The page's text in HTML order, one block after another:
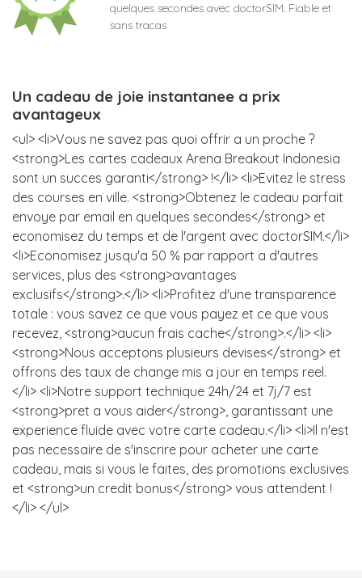
quelques secondes avec doctorSIM. Fiable et
sans tracas
Un cadeau de joie instantanee a prix
avantageux
<ul> <li>Vous ne savez pas quoi offrir a un proche ?
<strong>Les cartes cadeaux Arena Breakout Indonesia
sont un succes garanti</strong> !</li> <li>Evitez le stress
des courses en ville. <strong>Obtenez le cadeau parfait
envoye par email en quelques secondes</strong> et
economisez du temps et de l'argent avec doctorSIM.</li>
<li>Economisez jusqu'a 50 % par rapport a d'autres
services, plus des <strong>avantages
exclusifs</strong>.</li> <li>Profitez d'une transparence
totale : vous savez ce que vous payez et ce que vous
recevez, <strong>aucun frais cache</strong>.</li> <li>
<strong>Nous acceptons plusieurs devises</strong> et
offrons des taux de change mis a jour en temps reel.
</li> <li>Notre support technique 24h/24 et 7j/7 est
<strong>pret a vous aider</strong>, garantissant une
experience fluide avec votre carte cadeau.</li> <li>Il n'est
pas necessaire de s'inscrire pour acheter une carte
cadeau, mais si vous le faites, des promotions exclusives
et <strong>un credit bonus</strong> vous attendent !
</li> </ul>